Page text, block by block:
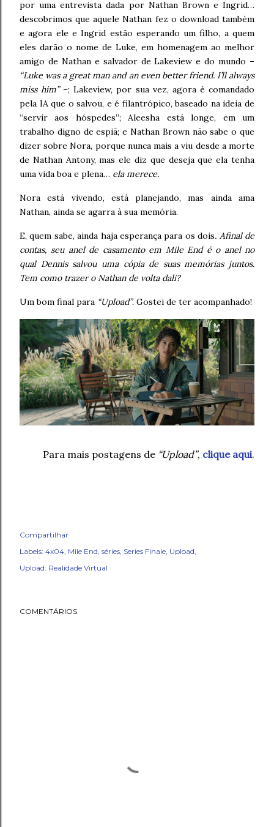
por uma entrevista dada por Nathan Brown e Ingrid…
descobrimos que aquele Nathan fez o download também
e agora ele e Ingrid estão esperando um filho, a quem
eles darão o nome de Luke, em homenagem ao melhor
amigo de Nathan e salvador de Lakeview e do mundo –
“Luke was a great man and an even better friend. I’ll always
miss him”–; Lakeview, por sua vez, agora é comandado
pela IA que o salvou, e é filantrópico, baseado na ideia de
“servir aos hóspedes”; Aleesha está longe, em um
trabalho digno de espiã; e Nathan Brown não sabe o que
dizer sobre Nora, porque nunca mais a viu desde a morte
de Nathan Antony, mas ele diz que deseja que ela tenha
uma vida boa e plena… ela merece.
Nora está vivendo, está planejando, mas ainda ama
Nathan, ainda se agarra à sua memória.
E, quem sabe, ainda haja esperança para os dois. Afinal de
contas, seu anel de casamento em Mile End é o anel no
qual Dennis salvou uma cópia de suas memórias juntos.
Tem como trazer o Nathan de volta dali?
Um bom final para “Upload”. Gostei de ter acompanhado!
Para mais postagens de “Upload”, clique aqui.
Compartilhar
Labels: 4x04 Mile End séries Series Finale Upload
Upload: Realidade Virtual
COMENTÁRIOS